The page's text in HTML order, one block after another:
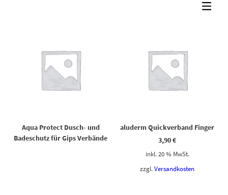
Aqua Protect Dusch- und
Badeschutz für Gips Verbände
aluderm Quickverband Finger
3,90€
inkl. 20 % MwSt.
zzgl.Versandkosten